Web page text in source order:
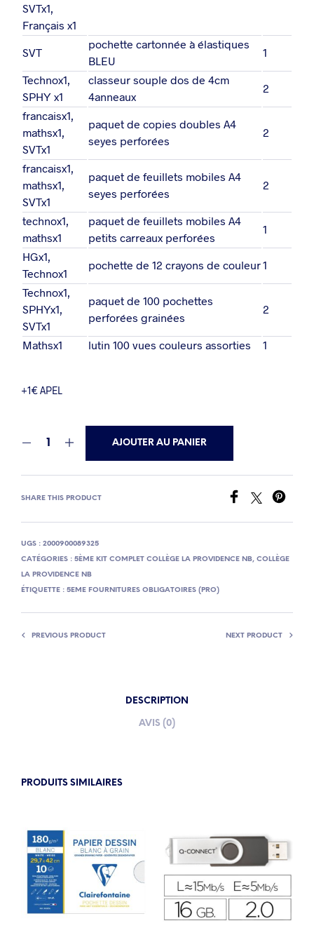
SVTx1,
Français x1
SVT
pochette cartonnée à élastiques
BLEU
1
Technox1,
SPHY x1
classeur souple dos de 4cm
4anneaux
2
francaisx1,
mathsx1,
SVTx1
paquet de copies doubles A4
seyes perforées
2
francaisx1,
mathsx1,
SVTx1
paquet de feuillets mobiles A4
seyes perforées
2
technox1,
mathsx1
paquet de feuillets mobiles A4
petits carreaux perforées
1
HGx1,
Technox1
pochette de 12 crayons de couleur1
Technox1,
SPHYx1,
SVTx1
paquet de 100 pochettes
perforées grainées
2
Mathsx1 lutin 100 vues couleurs assorties 1
+1€ APEL
AJOUTER AU PANIER
SHARE THIS PRODUCT
UGS : 2000900089325
CATÉGORIES : 5ÈME KIT COMPLET COLLÈGE LA PROVIDENCE NB, COLLÈGE
LA PROVIDENCE NB
ÉTIQUETTE : 5EME FOURNITURES OBLIGATOIRES (PRO)
PREVIOUS PRODUCT NEXT PRODUCT
DESCRIPTION
AVIS (0)
PRODUITS SIMILAIRES